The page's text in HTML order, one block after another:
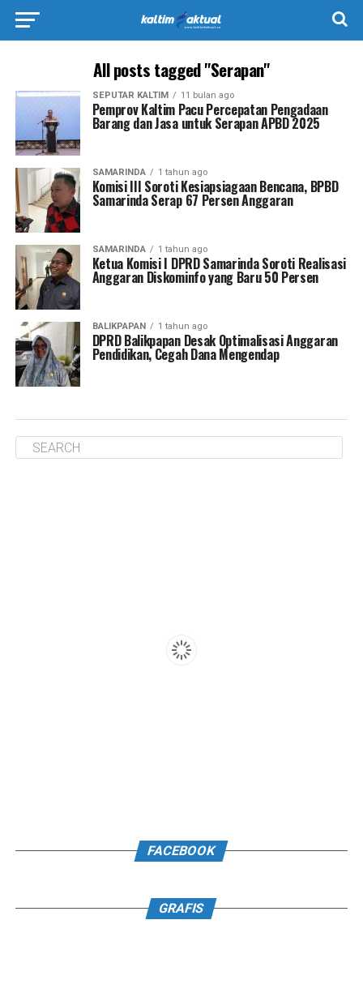
All posts tagged "Serapan"
SEPUTAR KALTIM 11 bulan ago
Pemprov Kaltim Pacu Percepatan Pengadaan
Barang dan Jasa untuk Serapan APBD 2025
SAMARINDA 1 tahun ago
Komisi III Soroti Kesiapsiagaan Bencana, BPBD
Samarinda Serap 67 Persen Anggaran
SAMARINDA 1 tahun ago
Ketua Komisi I DPRD Samarinda Soroti Realisasi
Anggaran Diskominfo yang Baru 50 Persen
BALIKPAPAN 1 tahun ago
DPRD Balikpapan Desak Optimalisasi Anggaran
Pendidikan, Cegah Dana Mengendap
FACEBOOK
GRAFIS